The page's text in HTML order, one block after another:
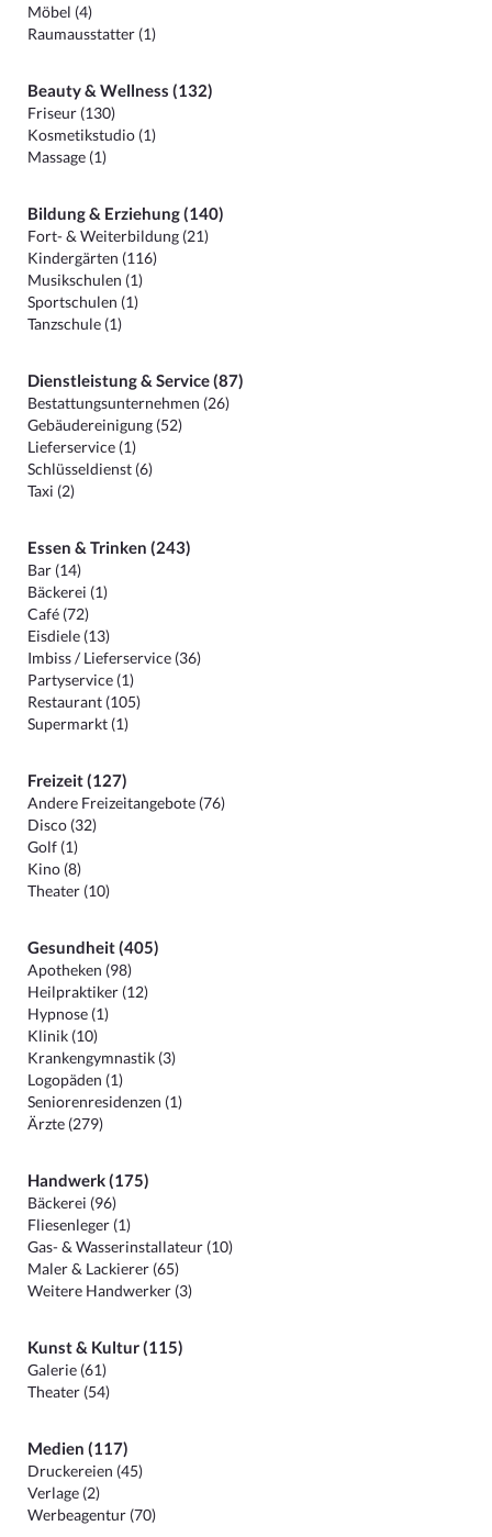
Möbel (4)
Raumausstatter (1)
Beauty & Wellness (132)
Friseur (130)
Kosmetikstudio (1)
Massage (1)
Bildung & Erziehung (140)
Fort- & Weiterbildung (21)
Kindergärten (116)
Musikschulen (1)
Sportschulen (1)
Tanzschule (1)
Dienstleistung & Service (87)
Bestattungsunternehmen (26)
Gebäudereinigung (52)
Lieferservice (1)
Schlüsseldienst (6)
Taxi (2)
Essen & Trinken (243)
Bar (14)
Bäckerei (1)
Café (72)
Eisdiele (13)
Imbiss / Lieferservice (36)
Partyservice (1)
Restaurant (105)
Supermarkt (1)
Freizeit (127)
Andere Freizeitangebote (76)
Disco (32)
Golf (1)
Kino (8)
Theater (10)
Gesundheit (405)
Apotheken (98)
Heilpraktiker (12)
Hypnose (1)
Klinik (10)
Krankengymnastik (3)
Logopäden (1)
Seniorenresidenzen (1)
Ärzte (279)
Handwerk (175)
Bäckerei (96)
Fliesenleger (1)
Gas- & Wasserinstallateur (10)
Maler & Lackierer (65)
Weitere Handwerker (3)
Kunst & Kultur (115)
Galerie (61)
Theater (54)
Medien (117)
Druckereien (45)
Verlage (2)
Werbeagentur (70)